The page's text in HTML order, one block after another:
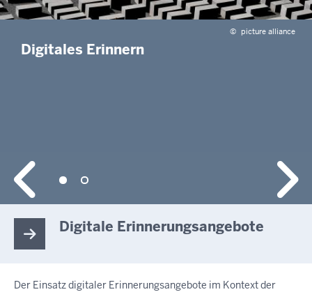
Digitales Erinnern
© picture alliance
Digitale Erinnerungsangebote
Der Einsatz digitaler Erinnerungsangebote im Kontext der